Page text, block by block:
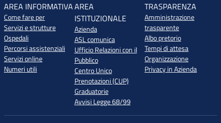
AREA INFORMATIVA
Come fare per
Servizi e strutture
Ospedali
Percorsi assistenziali
Servizi online
Numeri utili
AREA
ISTITUZIONALE
Azienda
ASL comunica
Ufficio Relazioni con il
Pubblico
Centro Unico
Prenotazioni (CUP)
Graduatorie
Avvisi Legge 68/99
TRASPARENZA
Amministrazione
trasparente
Albo pretorio
Tempi di attesa
Organizzazione
Privacy in Azienda